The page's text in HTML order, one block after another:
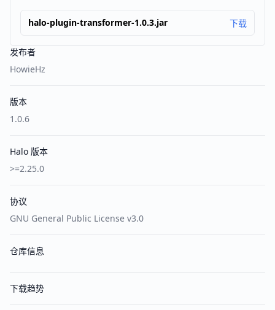
发布者
HowieHz
版本
1.0.6
Halo 版本
>=2.25.0
协议
GNU General Public License v3.0
仓库信息
下载趋势
halo-plugin-transformer-1.0.3.jar 下载